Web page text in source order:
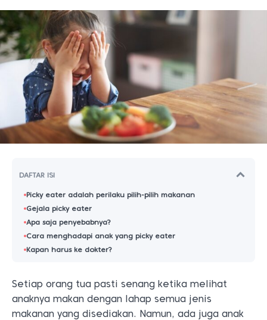
DAFTAR ISI
Picky eater adalah perilaku pilih-pilih makanan
Gejala picky eater
Apa saja penyebabnya?
Cara menghadapi anak yang picky eater
Kapan harus ke dokter?
Setiap orang tua pasti senang ketika melihat
anaknya makan dengan lahap semua jenis
makanan yang disediakan. Namun, ada juga anak